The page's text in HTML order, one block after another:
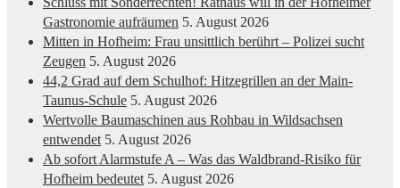
Gastronomie aufräumen 5. August 2026
Mitten in Hofheim: Frau unsittlich berührt – Polizei sucht
Zeugen 5. August 2026
44,2 Grad auf dem Schulhof: Hitzegrillen an der Main-
Taunus-Schule 5. August 2026
Wertvolle Baumaschinen aus Rohbau in Wildsachsen
entwendet 5. August 2026
Ab sofort Alarmstufe A – Was das Waldbrand-Risiko für
Hofheim bedeutet 5. August 2026